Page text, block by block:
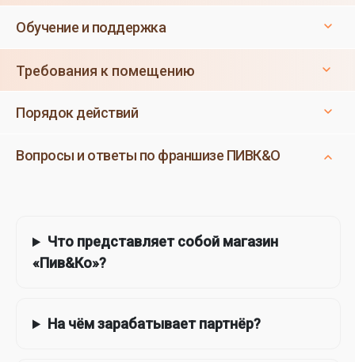
Обучение и поддержка
Требования к помещению
Порядок действий
Вопросы и ответы по франшизе ПИВК&О
Что представляет собой магазин
«Пив&Ко»?
На чём зарабатывает партнёр?